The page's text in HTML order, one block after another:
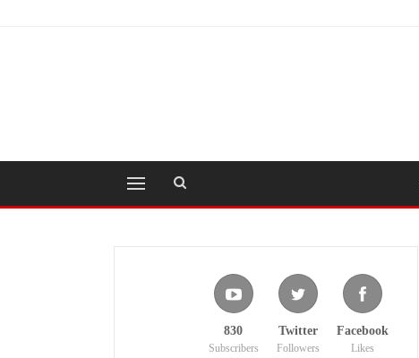
Facebook
Likes
Twitter
Followers
830
Subscribers